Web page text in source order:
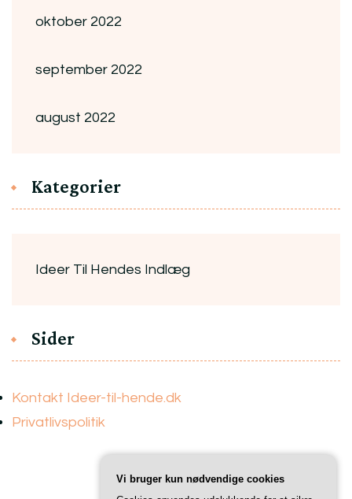
oktober 2022
september 2022
august 2022
Kategorier
Ideer Til Hendes Indlæg
Sider
Kontakt Ideer-til-hende.dk
Privatlivspolitik
Vi bruger kun nødvendige cookies